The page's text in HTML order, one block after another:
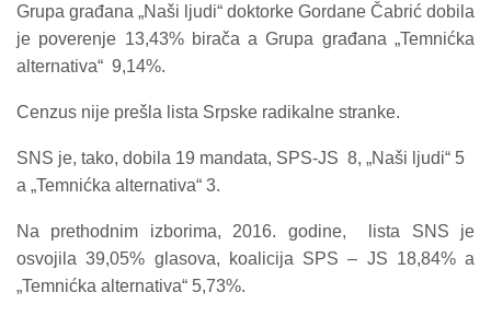
Grupa građana „Naši ljudi“ doktorke Gordane Čabrić dobila
je poverenje 13,43% birača a Grupa građana „Temnićka
alternativa“ 9,14%.
Cenzus nije prešla lista Srpske radikalne stranke.
SNS je, tako, dobila 19 mandata, SPS-JS 8, „Naši ljudi“ 5
a „Temnićka alternativa“ 3.
Na prethodnim izborima, 2016. godine, lista SNS je
osvojila 39,05% glasova, koalicija SPS – JS 18,84% a
„Temnićka alternativa“ 5,73%.